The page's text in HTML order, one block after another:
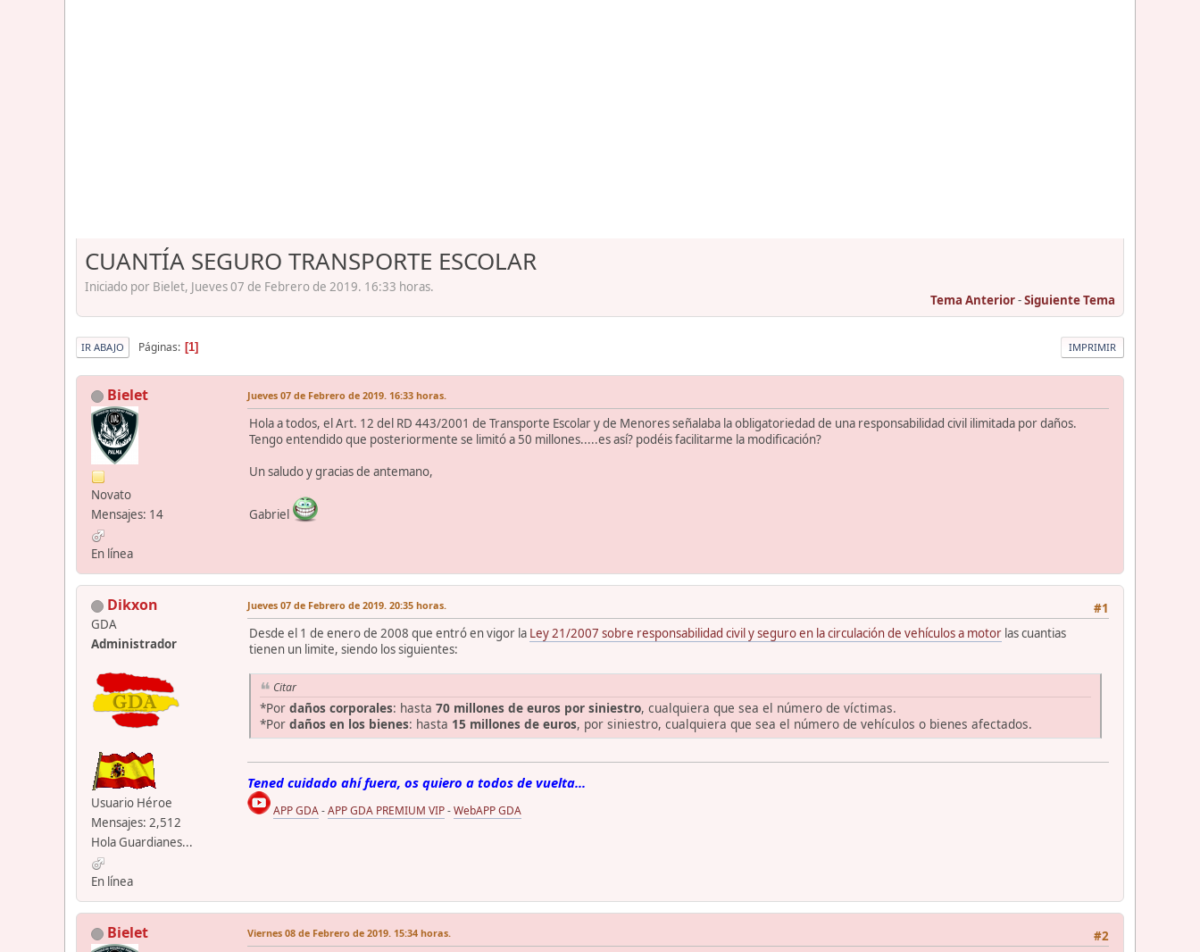
CUANTÍA SEGURO TRANSPORTE ESCOLAR
Iniciado por Bielet, Jueves 07 de Febrero de 2019. 16:33 horas.
Tema Anterior-Siguiente Tema
IMPRIMIR
IR ABAJO Páginas 1
Bielet
Novato
Mensajes: 14
En línea
Jueves 07 de Febrero de 2019. 16:33 horas.
Hola a todos, el Art. 12 del RD 443/2001 de Transporte Escolar y de Menores señalaba la obligatoriedad de una responsabilidad civil ilimitada por daños.
Tengo entendido que posteriormente se limitó a 50 millones.....es así? podéis facilitarme la modificación?
Un saludo y gracias de antemano,
Gabriel
Dikxon
GDA
Administrador
Usuario Héroe
Mensajes: 2,512
Hola Guardianes...
En línea
#1
Jueves 07 de Febrero de 2019. 20:35 horas.
Desde el 1 de enero de 2008 que entró en vigor la Ley 21/2007 sobre responsabilidad civil y seguro en la circulación de vehículos a motor las cuantias
tienen un limite, siendo los siguientes:
Citar
*Por daños corporales: hasta 70 millones de euros por siniestro, cualquiera que sea el número de víctimas.
*Por daños en los bienes: hasta 15 millones de euros, por siniestro, cualquiera que sea el número de vehículos o bienes afectados.
Tened cuidado ahí fuera, os quiero a todos de vuelta...
APP GDA-APP GDA PREMIUM VIP-WebAPP GDA
Bielet #2
Viernes 08 de Febrero de 2019. 15:34 horas.